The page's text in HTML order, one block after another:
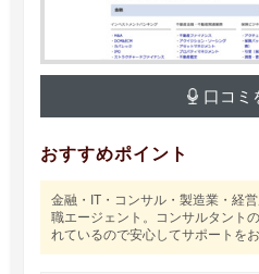
口コミ
おすすめポイント
金融・IT・コンサル・製造業・経
職エージェント。コンサルタント
れているので安心してサポートを